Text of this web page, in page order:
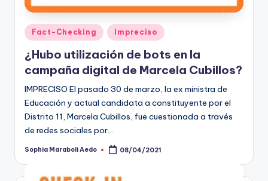
Publicado
en
Fact-Checking Impreciso
¿Hubo utilización de bots en la
campaña digital de Marcela Cubillos?
IMPRECISO El pasado 30 de marzo, la ex ministra de
Educación y actual candidata a constituyente por el
Distrito 11, Marcela Cubillos, fue cuestionada a través
de redes sociales por…
Publicado
Sophia Maraboli Aedo 08/04/2021